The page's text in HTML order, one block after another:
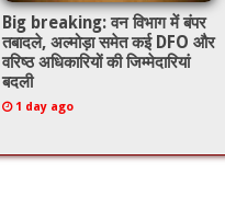
Big breaking: वन विभाग में बंपर
तबादले, अल्मोड़ा समेत कई DFO और
वरिष्ठ अधिकारियों की जिम्मेदारियां
बदली
1 day ago